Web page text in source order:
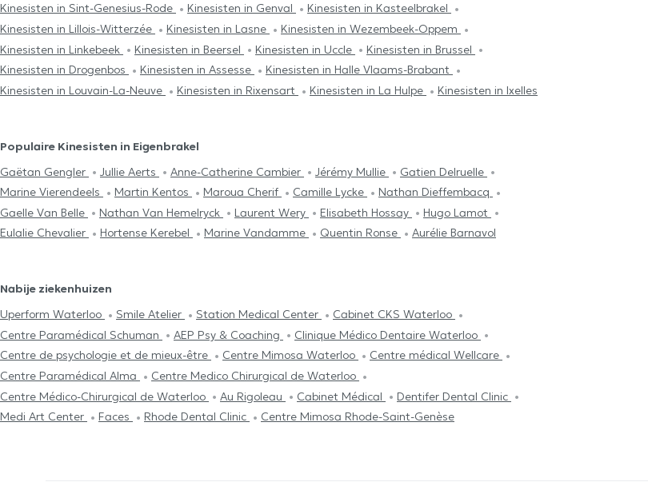
Kinesisten in Sint-Genesius-Rode
Kinesisten in Genval
Kinesisten in Kasteelbrakel
Kinesisten in Lillois-Witterzée
Kinesisten in Lasne
Kinesisten in Wezembeek-Oppem
Kinesisten in Linkebeek
Kinesisten in Beersel Kinesisten in Uccle
Kinesisten in Brussel
Kinesisten in Drogenbos
Kinesisten in Assesse
Kinesisten in Halle Vlaams-Brabant
Kinesisten in Louvain-La-Neuve
Kinesisten in Rixensart Kinesisten in La Hulpe Kinesisten in Ixelles
Populaire Kinesisten in Eigenbrakel
Gaëtan Gengler
Jullie Aerts Anne-Catherine Cambier Jérémy Mullie
Gatien Delruelle
Marine Vierendeels
Martin Kentos Maroua Cherif Camille Lycke
Nathan Dieffembacq
Gaelle Van Belle
Nathan Van Hemelryck Laurent Wery Elisabeth Hossay
Hugo Lamot
Eulalie Chevalier
Hortense Kerebel Marine Vandamme Quentin Ronse Aurélie Barnavol
Nabije ziekenhuizen
Uperform Waterloo
Smile Atelier Station Medical Center
Cabinet CKS Waterloo
Centre Paramédical Schuman
AEP Psy & Coaching
Clinique Médico Dentaire Waterloo
Centre de psychologie et de mieux-être
Centre Mimosa Waterloo
Centre médical Wellcare
Centre Paramédical Alma
Centre Medico Chirurgical de Waterloo
Centre Médico-Chirurgical de Waterloo
Au Rigoleau Cabinet Médical
Dentifer Dental Clinic
Medi Art Center
Faces Rhode Dental Clinic Centre Mimosa Rhode-Saint-Genèse